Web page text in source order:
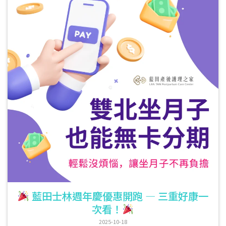
藍田士林週年慶優惠開跑 — 三重好康一
次看！
2025-10-18